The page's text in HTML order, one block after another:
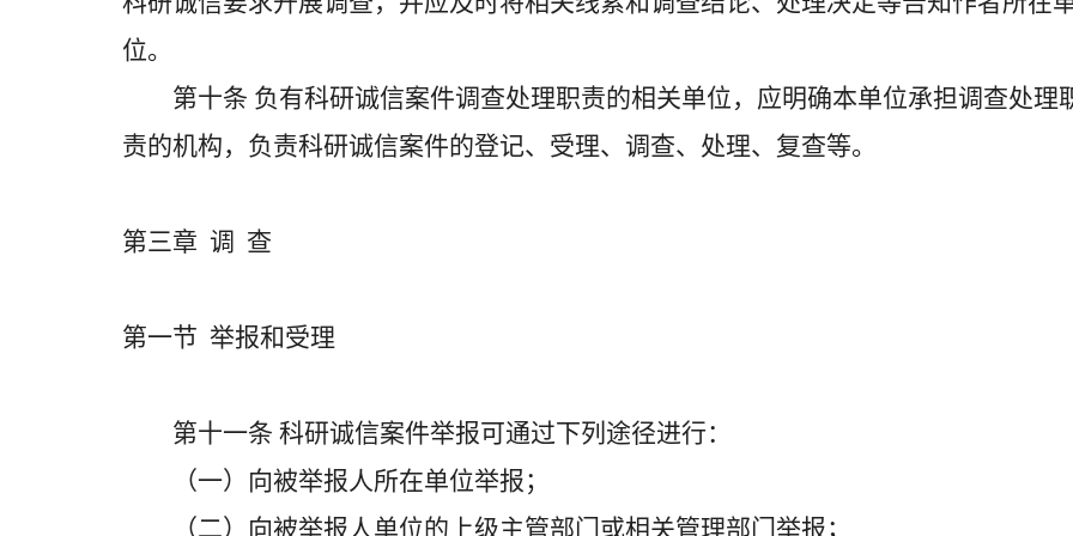
位。
第十条 负有科研诚信案件调查处理职责的相关单位，应明确本单位承担调查处理
责的机构，负责科研诚信案件的登记、受理、调查、处理、复查等。
第三章 调 查
第一节 举报和受理
第十一条 科研诚信案件举报可通过下列途径进行：
（一）向被举报人所在单位举报；
（二）向被举报人单位的上级主管部门或相关管理部门举报；